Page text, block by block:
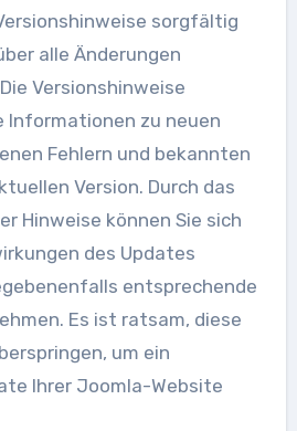
sorgfältig
alle Änderungen
Versionshinweise
zu neuen
Fehlern und bekannten
Version. Durch das
Hinweise können Sie sich
des Updates
entsprechende
Es ist ratsam, diese
um ein
Ihrer Joomla-Website